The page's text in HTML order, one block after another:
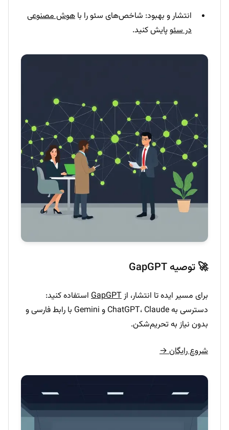
انتشار و بهبود: شاخص‌های سئو را با هوش مصنوعی
در سئوپایش کنید.
🚀 توصیه GapGPT
برای مسیر ایده تا انتشار، ازGapGPT استفاده کنید:
دسترسی به ChatGPT، Claude و Gemini با رابط فارسی و
بدون نیاز به تحریم‌شکن.
شروع رایگان →